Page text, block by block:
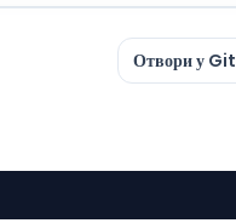
Отвори у